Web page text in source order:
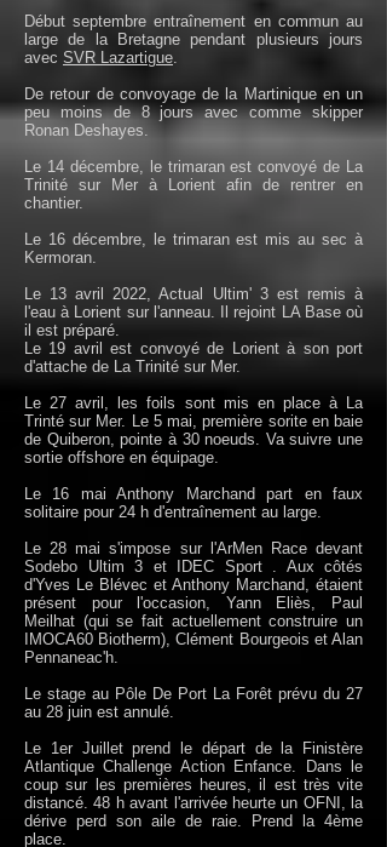
Début septembre entraînement en commun au
large de la Bretagne pendant plusieurs jours
avec SVR Lazartigue.
De retour de convoyage de la Martinique en un
peu moins de 8 jours avec comme skipper
Ronan Deshayes.
Le 14 décembre, le trimaran est convoyé de La
Trinité sur Mer à Lorient afin de rentrer en
chantier.
Le 16 décembre, le trimaran est mis au sec à
Kermoran.
Le 13 avril 2022, Actual Ultim' 3 est remis à
l'eau à Lorient sur l'anneau. Il rejoint LA Base où
il est préparé.
Le 19 avril est convoyé de Lorient à son port
d'attache de La Trinité sur Mer.
Le 27 avril, les foils sont mis en place à La
Trinté sur Mer. Le 5 mai, première sorite en baie
de Quiberon, pointe à 30 noeuds. Va suivre une
sortie offshore en équipage.
Le 16 mai Anthony Marchand part en faux
solitaire pour 24 h d'entraînement au large.
Le 28 mai s'impose sur l'ArMen Race devant
Sodebo Ultim 3 et IDEC Sport . Aux côtés
d'Yves Le Blévec et Anthony Marchand, étaient
présent pour l'occasion, Yann Eliès, Paul
Meilhat (qui se fait actuellement construire un
IMOCA60 Biotherm), Clément Bourgeois et Alan
Pennaneac'h.
Le stage au Pôle De Port La Forêt prévu du 27
au 28 juin est annulé.
Le 1er Juillet prend le départ de la Finistère
Atlantique Challenge Action Enfance. Dans le
coup sur les premières heures, il est très vite
distancé. 48 h avant l'arrivée heurte un OFNI, la
dérive perd son aile de raie. Prend la 4ème
place.